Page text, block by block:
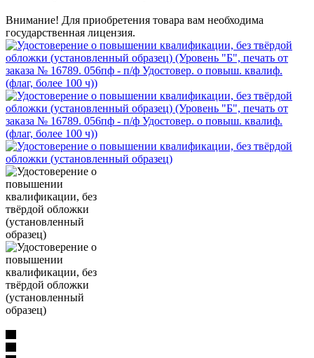
Внимание! Для приобретения товара вам необходима
государственная лицензия.